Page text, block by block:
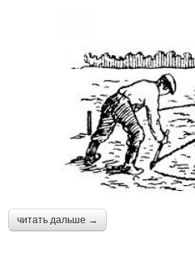
читать дальше →